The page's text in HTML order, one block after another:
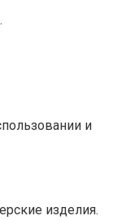
и
изделия.